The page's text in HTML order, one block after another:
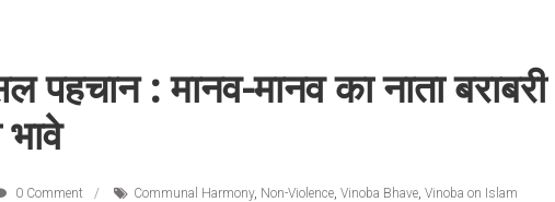
पहचान : मानव-मानव का नाता बराबरी
0 Comment Communal Harmony, Non-Violence, Vinoba Bhave, Vinoba on Islam